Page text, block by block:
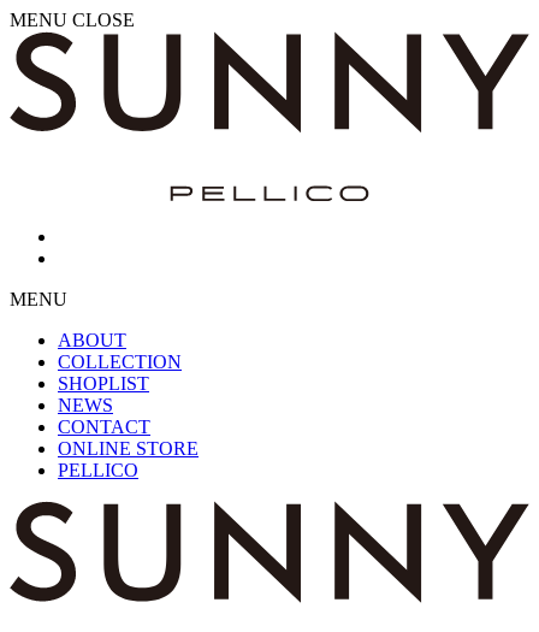
MENU CLOSE
MENU
ABOUT
COLLECTION
SHOPLIST
NEWS
CONTACT
ONLINE STORE
PELLICO